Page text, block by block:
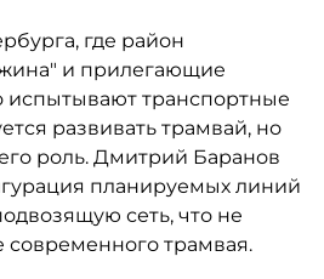
где район
и прилегающие
испытывают транспортные
развивать трамвай, но
роль. Дмитрий Баранов
планируемых линий
сеть, что не
современного трамвая.